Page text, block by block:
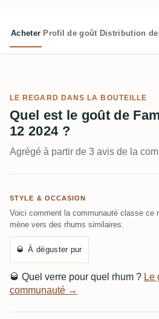
Acheter Profil de goût Distribution
LE REGARD DANS LA BOUTEILLE
Quel est le goût de
12 2024 ?
Agrégé à partir de 3 avis de la
STYLE & OCCASION
Voici comment la communauté classe ce
mène vers des rhums similaires.
🥃 À déguster pur
🥃 Quel verre pour quel rhum ? Le
communauté →